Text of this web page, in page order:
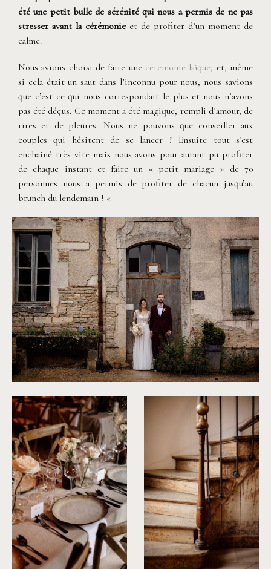
été une petit bulle de sérénité qui nous a permis de ne pas
stresser avant la cérémonie et de profiter d’un moment de
calme.
Nous avions choisi de faire une cérémonie laïque, et, même
si cela était un saut dans l’inconnu pour nous, nous savions
que c’est ce qui nous correspondait le plus et nous n’avons
pas été déçus. Ce moment a été magique, rempli d’amour, de
rires et de pleures. Nous ne pouvons que conseiller aux
couples qui hésitent de se lancer ! Ensuite tout s’est
enchainé très vite mais nous avons pour autant pu profiter
de chaque instant et faire un « petit mariage » de 70
personnes nous a permis de profiter de chacun jusqu’au
brunch du lendemain ! «